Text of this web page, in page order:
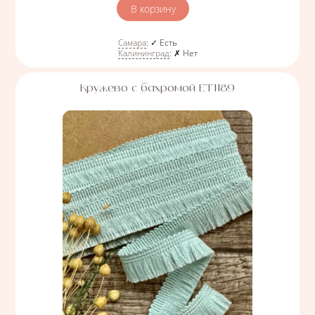
Количество
Самара: ✓ Есть
Калининград: ✗ Нет
Кружево с бахромой ЕТ1189